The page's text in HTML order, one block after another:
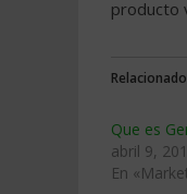
producto
Relacionado
Que es
abril 9,
En